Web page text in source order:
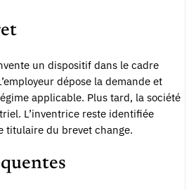
un dispositif dans le cadre
dépose la demande et
applicable. Plus tard, la société
L’inventrice reste identifiée
titulaire du brevet change.